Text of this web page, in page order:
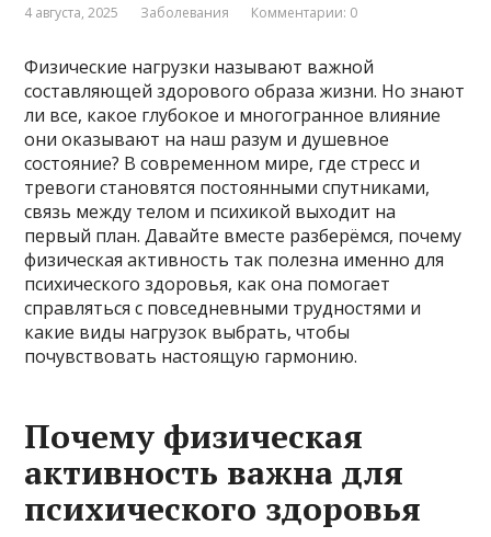
4 августа, 2025 Заболевания Комментарии: 0
Физические нагрузки называют важной
составляющей здорового образа жизни. Но знают
ли все, какое глубокое и многогранное влияние
они оказывают на наш разум и душевное
состояние? В современном мире, где стресс и
тревоги становятся постоянными спутниками,
связь между телом и психикой выходит на
первый план. Давайте вместе разберёмся, почему
физическая активность так полезна именно для
психического здоровья, как она помогает
справляться с повседневными трудностями и
какие виды нагрузок выбрать, чтобы
почувствовать настоящую гармонию.
Почему физическая
активность важна для
психического здоровья